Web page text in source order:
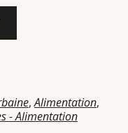
,Alimentation,
- Alimentation